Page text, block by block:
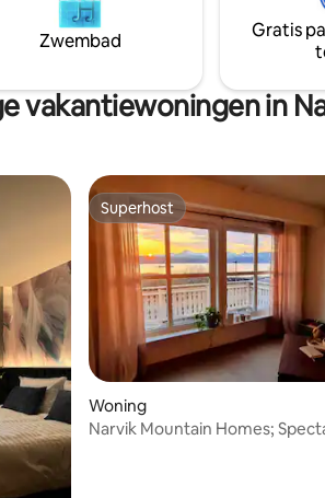
Zwembad
Gratis
vakantiewoningen in
Superhost
Superhost
Woning
Narvik Mountain Homes;